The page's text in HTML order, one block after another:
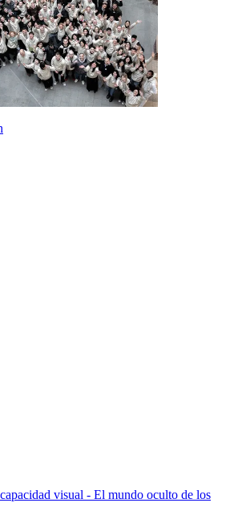
visual - El mundo oculto de los